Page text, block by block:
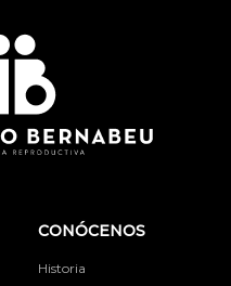
CONÓCENOS
Historia